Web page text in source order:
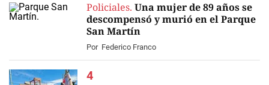
Policiales. Una mujer de 89 años se
descompensó y murió en el Parque
San Martín
Por Federico Franco